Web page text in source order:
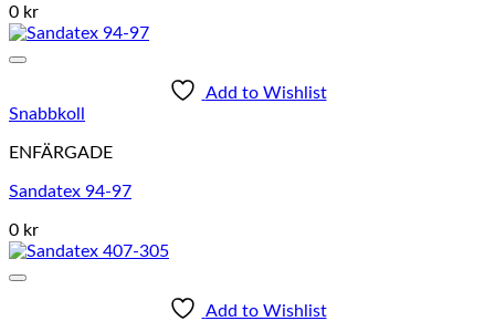
0 kr
Add to Wishlist
Snabbkoll
ENFÄRGADE
Sandatex 94-97
0 kr
Add to Wishlist